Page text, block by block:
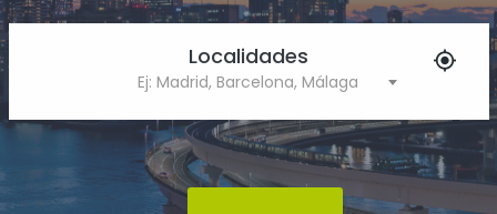
Localidades
Ej: Madrid, Barcelona, Málaga